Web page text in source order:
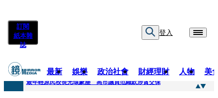
訂閱
紙本雜
誌
登入
最新 娛樂 政治社會 財經理財 人物 美
快訊
最年輕原民校長光環蒙塵 高市議員范織欽涉貪交保